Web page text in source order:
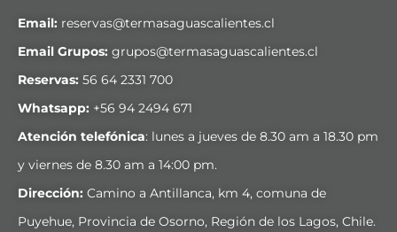
Email: reservas@termasaguascalientes.cl
Email Grupos: grupos@termasaguascalientes.cl
Reservas: 56 64 2331 700
Whatsapp: +56 94 2494 671
Atención telefónica: lunes a jueves de 8.30 am a 18.30 pm
y viernes de 8.30 am a 14:00 pm.
Dirección: Camino a Antillanca, km 4, comuna de
Puyehue, Provincia de Osorno, Región de los Lagos, Chile.